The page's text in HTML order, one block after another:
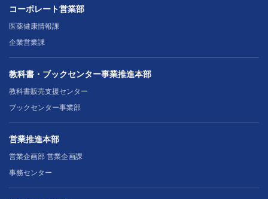
コーポレート営業部
医薬健康情報課
企業営業課
教科書・ブックセンター事業推進本部
教科書販売支援センター
ブックセンター事業部
営業推進本部
営業企画部 営業企画課
事務センター